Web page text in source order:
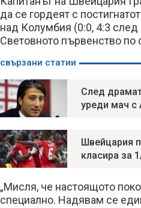
да се гордеят с
над Колумбия (0:0, 4:3
Световното първенство по
свързани статии
След
уреди мач с
Швейцария
класира за
„Мисля, че настоящото
специално. Надявам се